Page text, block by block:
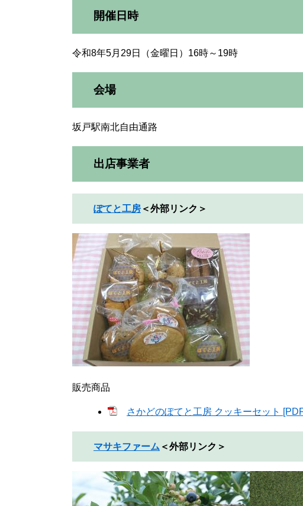
開催日時
令和8年5月29日（金曜日）16時～19時
会場
坂戸駅南北自由通路
出店事業者
ぽてと工房 ＜外部リンク＞
販売商品
さかどのぽてと工房 クッキーセット
マサキファーム ＜外部リンク＞